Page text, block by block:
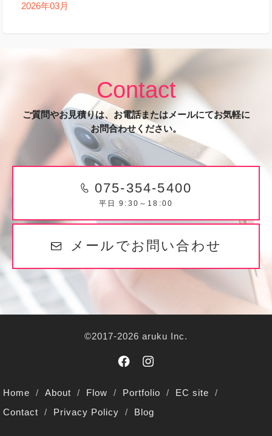
2026年03月
Contact
ご質問やお見積りは、お電話またはメールにてお気軽に
お問合わせください。
075-354-5400
平日 9:30～18:00
メールでお問い合わせ
©2017-2026 aruku Inc.
Home About Flow Portfolio
EC site
Contact
Privacy Policy Blog